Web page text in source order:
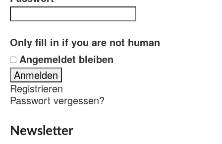
Only fill in if you are not human
Angemeldet bleiben
Registrieren
Passwort vergessen?
Newsletter